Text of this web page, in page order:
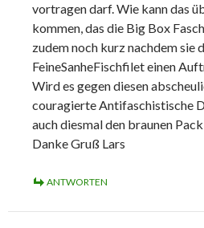
vortragen darf. Wie kann das
kommen, das die Big Box
zudem noch kurz nachdem sie
FeineSanheFischfilet einen
Wird es gegen diesen
couragierte Antifaschistische
auch diesmal den braunen
Danke Gruß Lars
ANTWORTEN